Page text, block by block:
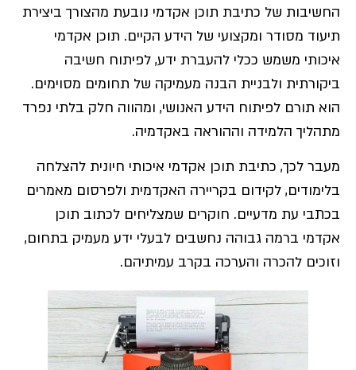
החשיבות של כתיבת תוכן אקדמי נובעת מהצורך ביצירת
תיעוד מסודר ומקצועי של הידע הקיים. תוכן אקדמי
איכותי משמש ככלי להעברת ידע, לפיתוח חשיבה
ביקורתית ולבניית הבנה מעמיקה של תחומים מסוימים.
הוא תורם לפיתוח הידע האנושי, ומהווה חלק בלתי נפרד
מתהליך הלמידה וההוראה באקדמיה.
מעבר לכך, כתיבת תוכן אקדמי איכותי חיונית להצלחה
בלימודים, לקידום בקריירה האקדמית ולפרסום מאמרים
בכתבי עת מדעיים. חוקרים שמצליחים לכתוב תוכן
אקדמי ברמה גבוהה נחשבים לבעלי ידע מעמיק בתחום,
וזוכים להכרה והערכה בקרב עמיתיהם.